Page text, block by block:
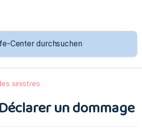
sinistres
un dommage